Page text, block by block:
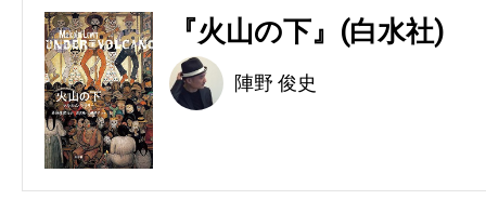
『火山の下』(白水社)
陣野 俊史